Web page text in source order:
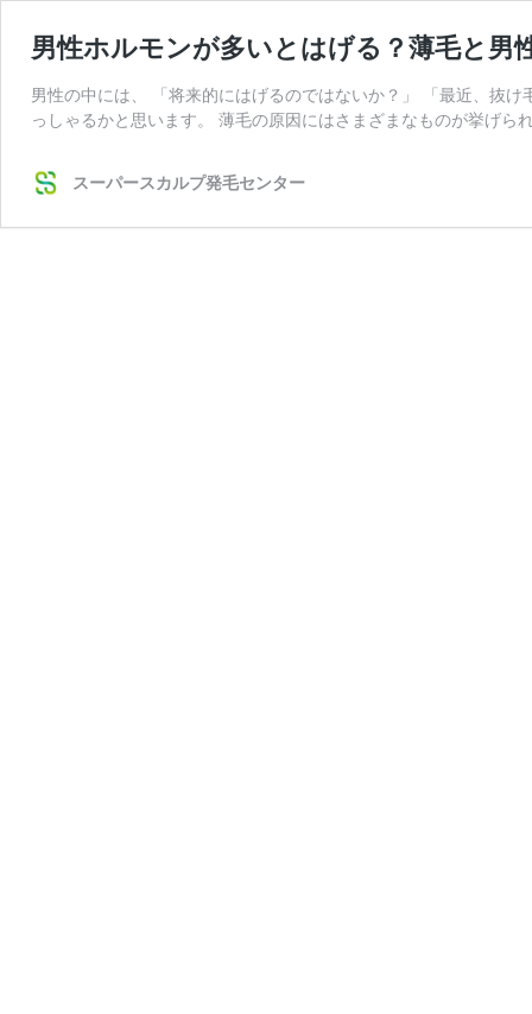
男性ホルモンが多いとはげる？薄毛と男
男性の中には、 「将来的にはげるのではないか？」 「最近、抜
っしゃるかと思います。 薄毛の原因にはさまざまなものが挙げ
スーパースカルプ発毛センター